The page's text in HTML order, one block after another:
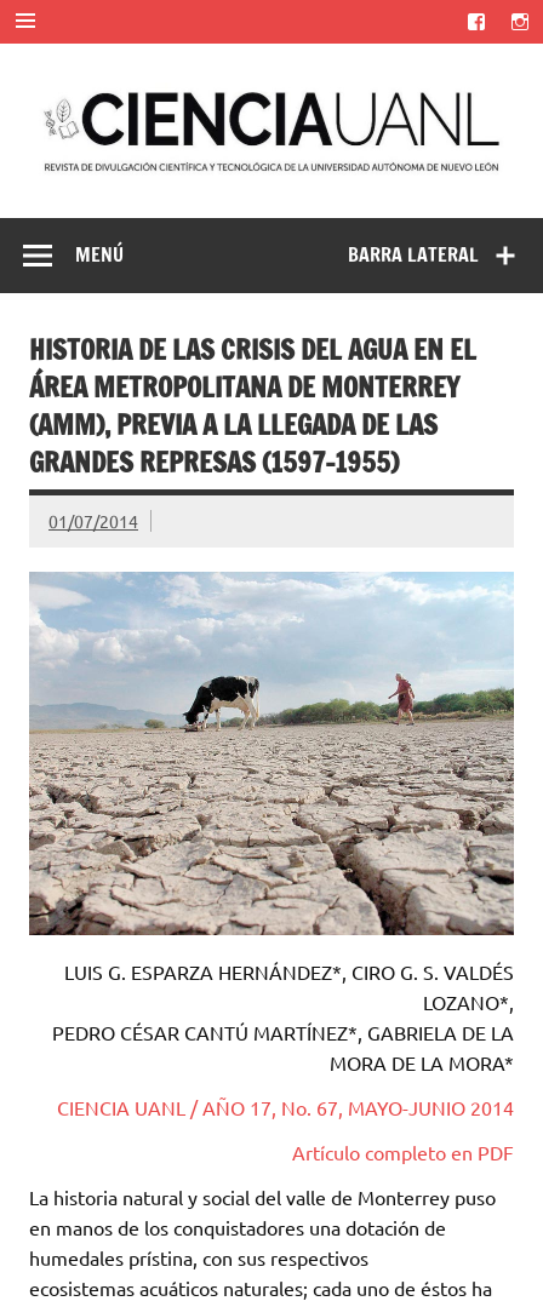
Saltar
contenido
Universidad Autónoma de Nuevo León
BARRA LATERAL
MENÚ
HISTORIA DE LAS CRISIS DEL AGUA EN EL
ÁREA METROPOLITANA DE MONTERREY
(AMM), PREVIA A LA LLEGADA DE LAS
GRANDES REPRESAS (1597-1955)
01/07/2014
LUIS G. ESPARZA HERNÁNDEZ*, CIRO G. S. VALDÉS
LOZANO*,
PEDRO CÉSAR CANTÚ MARTÍNEZ*, GABRIELA DE LA
MORA DE LA MORA*
CIENCIA UANL / AÑO 17, No. 67, MAYO-JUNIO 2014
Artículo completo en PDF
La historia natural y social del valle de Monterrey puso
en manos de los conquistadores una dotación de
humedales prístina, con sus respectivos
ecosistemas acuáticos naturales; cada uno de éstos ha